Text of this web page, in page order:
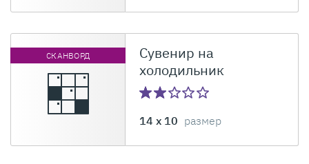
СКАНВОРД
Сувенир на
холодильник
14 x 10 размер